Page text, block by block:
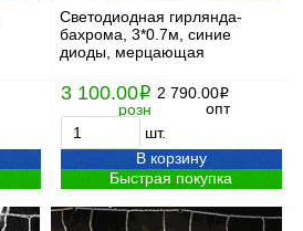
Светодиодная гирлянда-
бахрома, 3*0.7м, синие
диоды, мерцающая
3 100.00i
розн
2 790.00i
опт
шт.
В корзину
Быстрая покупка